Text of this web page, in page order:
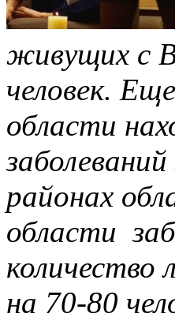
живущих с
человек.
области
районах
области
на 70-80